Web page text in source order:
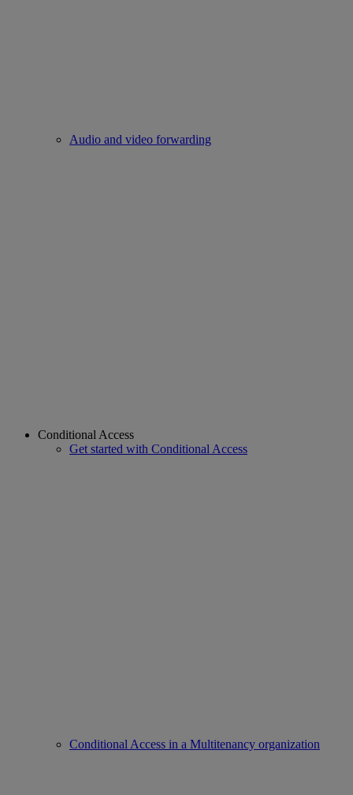
Audio and video forwarding
Conditional Access
Get started with Conditional Access
Conditional Access in a Multitenancy organization